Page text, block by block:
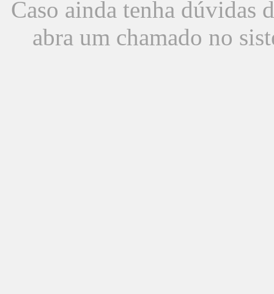
Caso ainda tenha dúvidas
abra um chamado no